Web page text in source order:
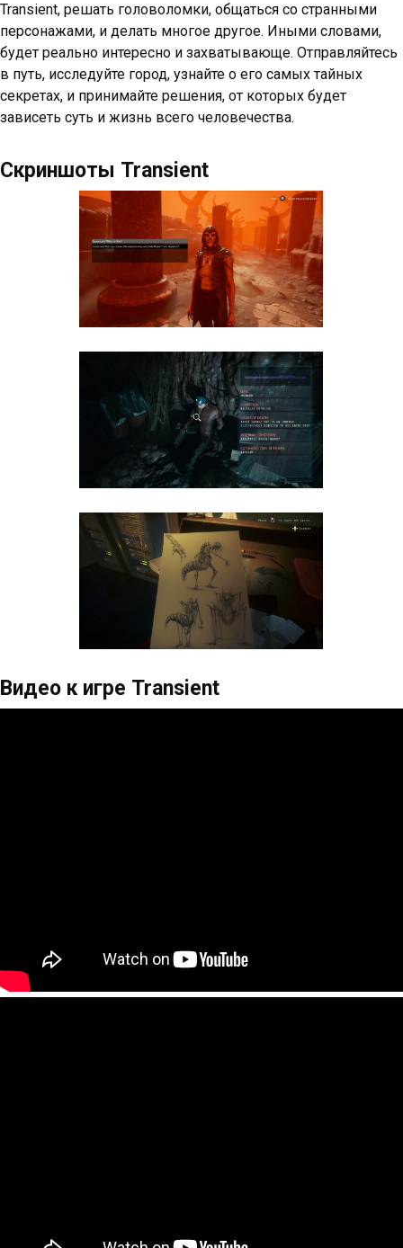
Transient, решать головоломки, общаться со странными
персонажами, и делать многое другое. Иными словами,
будет реально интересно и захватывающе. Отправляйтесь
в путь, исследуйте город, узнайте о его самых тайных
секретах, и принимайте решения, от которых будет
зависеть суть и жизнь всего человечества.
Скриншоты Transient
Видео к игре Transient